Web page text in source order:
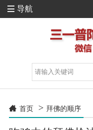
 导航
 首页 > 拜佛的顺序